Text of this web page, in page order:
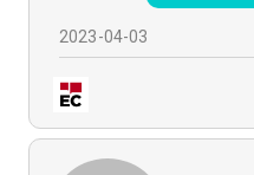
2023-04-03